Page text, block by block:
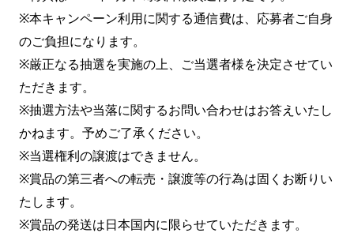
※本キャンペーン利用に関する通信費は、応募者ご自身
のご負担になります。
※厳正なる抽選を実施の上、ご当選者様を決定させてい
ただきます。
※抽選方法や当落に関するお問い合わせはお答えいたし
かねます。予めご了承ください。
※当選権利の譲渡はできません。
※賞品の第三者への転売・譲渡等の行為は固くお断りい
たします。
※賞品の発送は日本国内に限らせていただきます。